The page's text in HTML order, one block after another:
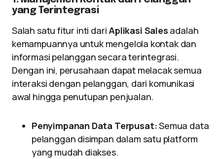
yang Terintegrasi
Salah satu fitur inti dariAplikasi Sales adalah
kemampuannya untuk mengelola kontak dan
informasi pelanggan secara terintegrasi.
Dengan ini, perusahaan dapat melacak semua
interaksi dengan pelanggan, dari komunikasi
awal hingga penutupan penjualan.
Penyimpanan Data Terpusat:Semua data
pelanggan disimpan dalam satu platform
yang mudah diakses.